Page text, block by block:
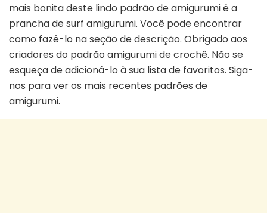
mais bonita deste lindo padrão de amigurumi é a
prancha de surf amigurumi. Você pode encontrar
como fazê-lo na seção de descrição. Obrigado aos
criadores do padrão amigurumi de crochê. Não se
esqueça de adicioná-lo à sua lista de favoritos. Siga-
nos para ver os mais recentes padrões de
amigurumi.